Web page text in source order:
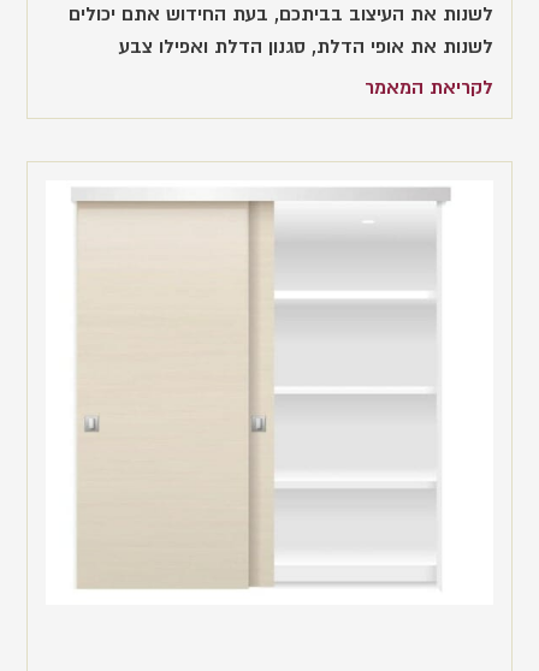
לשנות את העיצוב בביתכם, בעת החידוש אתם יכולים
לשנות את אופי הדלת, סגנון הדלת ואפילו צבע
לקריאת המאמר